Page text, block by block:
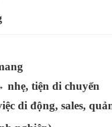
nhẹ, tiện di chuyển
di động, sales,